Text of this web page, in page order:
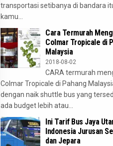
transportasi setibanya di bandara
kamu...
Cara Termurah
Colmar Tropicale di
Malaysia
2018-08-02
CARA termurah
Colmar Tropicale di Pahang
dengan naik shuttle bus yang
ada budget lebih atau...
Ini Tarif Bus Jaya
Indonesia Jurusan
dan Jepara